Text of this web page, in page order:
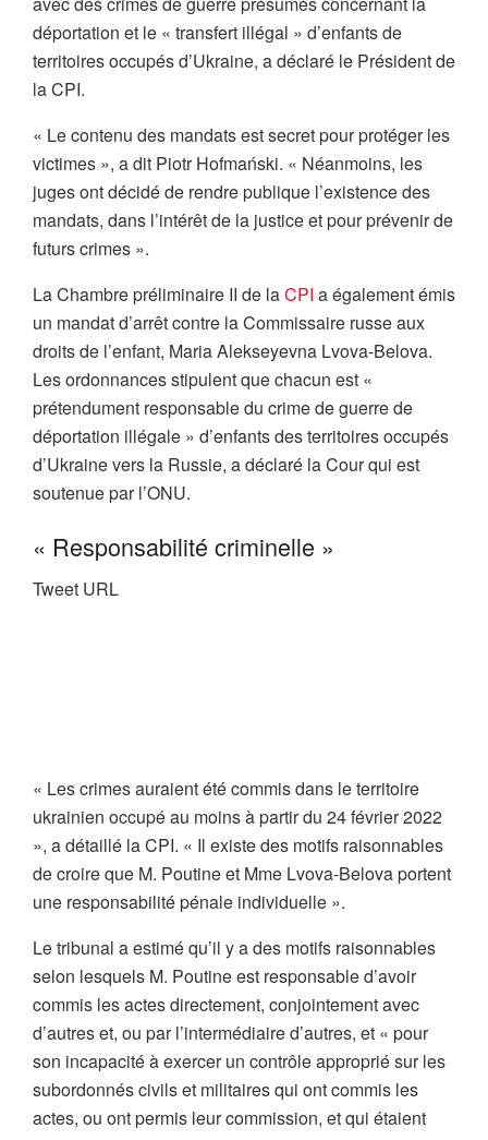
déportation et le « transfert illégal » d’enfants de
territoires occupés d’Ukraine, a déclaré le Président de
la CPI.
« Le contenu des mandats est secret pour protéger les
victimes », a dit Piotr Hofmański. « Néanmoins, les
juges ont décidé de rendre publique l’existence des
mandats, dans l’intérêt de la justice et pour prévenir de
futurs crimes ».
La Chambre préliminaire II de laCPI a également émis
un mandat d’arrêt contre la Commissaire russe aux
droits de l’enfant, Maria Alekseyevna Lvova-Belova.
Les ordonnances stipulent que chacun est «
prétendument responsable du crime de guerre de
déportation illégale » d’enfants des territoires occupés
d’Ukraine vers la Russie, a déclaré la Cour qui est
soutenue par l’ONU.
« Responsabilité criminelle »
Tweet URL
« Les crimes auraient été commis dans le territoire
ukrainien occupé au moins à partir du 24 février 2022
», a détaillé la CPI. « Il existe des motifs raisonnables
de croire que M. Poutine et Mme Lvova-Belova portent
une responsabilité pénale individuelle ».
Le tribunal a estimé qu’il y a des motifs raisonnables
selon lesquels M. Poutine est responsable d’avoir
commis les actes directement, conjointement avec
d’autres et, ou par l’intermédiaire d’autres, et « pour
son incapacité à exercer un contrôle approprié sur les
subordonnés civils et militaires qui ont commis les
actes, ou ont permis leur commission, et qui étaient